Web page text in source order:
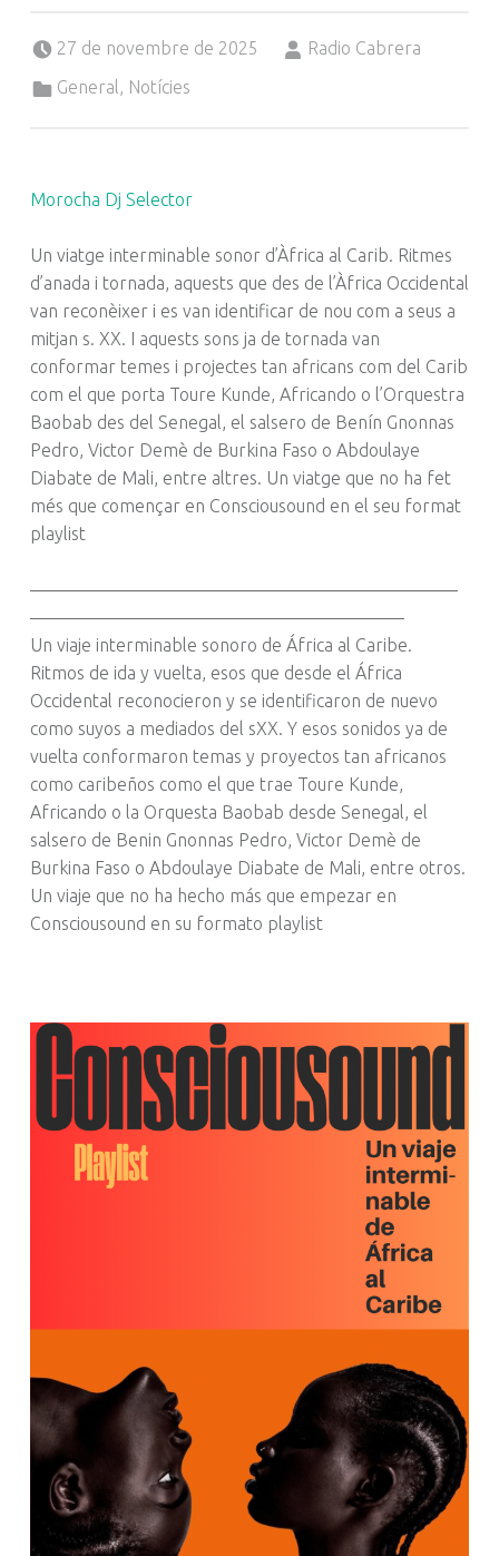
27 de novembre de 2025
Radio Cabrera
General , Notícies
Morocha Dj Selector
Un viatge interminable sonor d’Àfrica al Carib. Ritmes
d’anada i tornada, aquests que des de l’Àfrica Occidental
van reconèixer i es van identificar de nou com a seus a
mitjan s. XX. I aquests sons ja de tornada van
conformar temes i projectes tan africans com del Carib
com el que porta Toure Kunde, Africando o l’Orquestra
Baobab des del Senegal, el salsero de Benín Gnonnas
Pedro, Victor Demè de Burkina Faso o Abdoulaye
Diabate de Mali, entre altres. Un viatge que no ha fet
més que començar en Consciousound en el seu format
playlist
————————————————————————
—————————————————————
Un viaje interminable sonoro de África al Caribe.
Ritmos de ida y vuelta, esos que desde el África
Occidental reconocieron y se identificaron de nuevo
como suyos a mediados del sXX. Y esos sonidos ya de
vuelta conformaron temas y proyectos tan africanos
como caribeños como el que trae Toure Kunde,
Africando o la Orquesta Baobab desde Senegal, el
salsero de Benin Gnonnas Pedro, Victor Demè de
Burkina Faso o Abdoulaye Diabate de Mali, entre otros.
Un viaje que no ha hecho más que empezar en
Consciousound en su formato playlist